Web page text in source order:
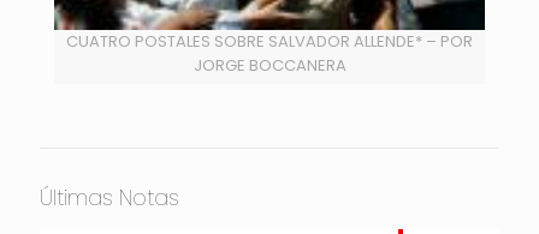
CUATRO POSTALES SOBRE SALVADOR ALLENDE* – POR
JORGE BOCCANERA
Últimas Notas